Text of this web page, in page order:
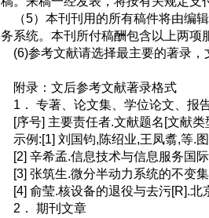
（5）本刊刊用的所有稿件将由编
务系统。本刊所付稿酬包含以上两项
(6)参考文献请选择最主要的著录，
附录：文后参考文献著录格式
1． 专著、论文集、学位论文、报
[序号] 主要责任者.文献题名[文献类
示例:[1] 刘国钧,陈绍业,王凤翥,等.
[2] 辛希孟.信息技术与信息服务国
[3] 张筑生.微分半动力系统的不变
[4] 俞莹.核设备的退役与去污[R].北
2． 期刊文章